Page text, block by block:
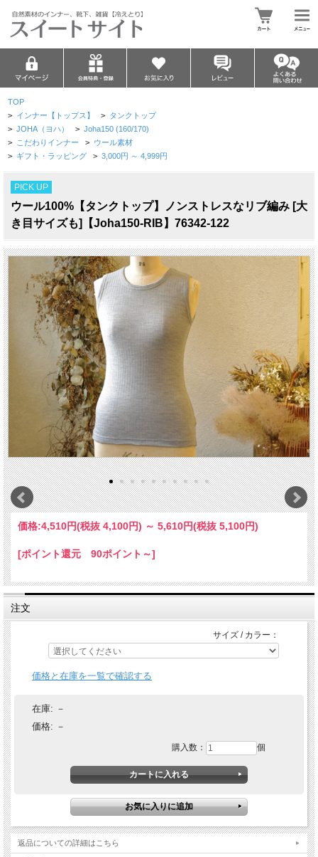
TOP
> インナー【トップス】 > タンクトップ
> JOHA（ヨハ） > Joha150 (160/170)
> こだわりインナー > ウール素材
> ギフト・ラッピング > 3,000円 ～ 4,999円
PICK UP
ウール100%【タンクトップ】ノンストレスなリブ編み [大
き目サイズも]【Joha150-RIB】76342-122
価格:4,510円(税抜 4,100円) ～ 5,610円(税抜 5,100円)
[ポイント還元 90ポイント～]
注文
サイズ / カラー：
価格と在庫を一覧で確認する
在庫: －
価格: －
購入数： 個
返品についての詳細はこちら